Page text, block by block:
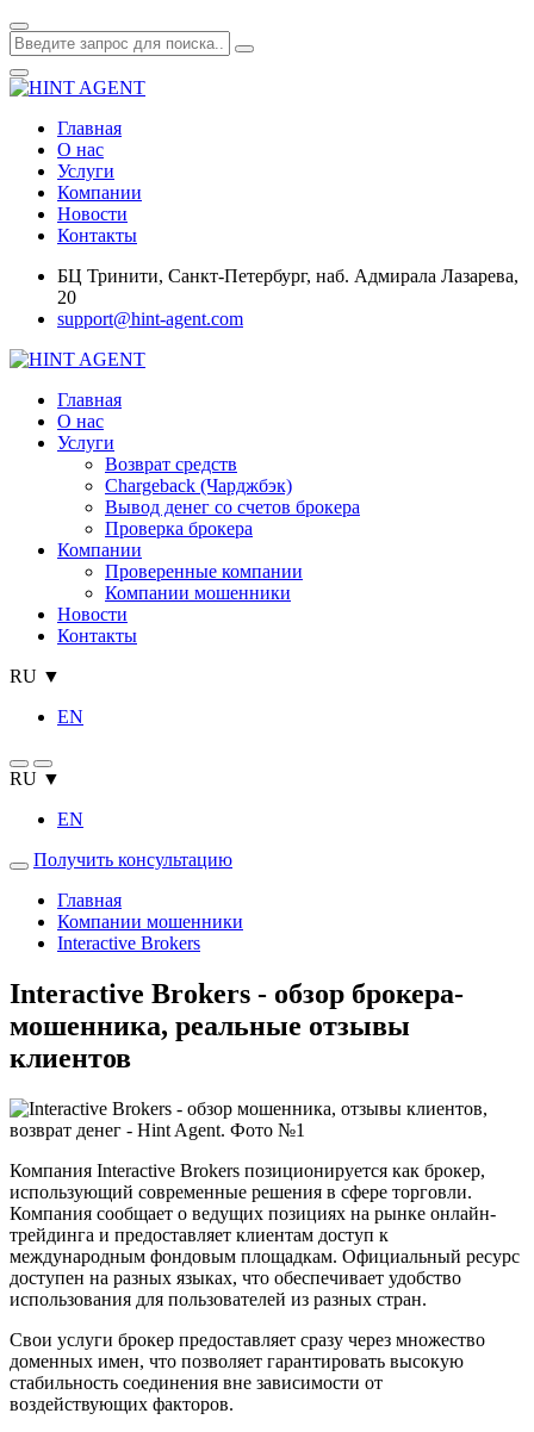
Главная
О нас
Услуги
Компании
Новости
Контакты
БЦ Тринити, Санкт-Петербург, наб. Адмирала Лазарева,
20
support@hint-agent.com
Главная
О нас
Услуги
Возврат средств
Chargeback (Чарджбэк)
Вывод денег со счетов брокера
Проверка брокера
Компании
Проверенные компании
Компании мошенники
Новости
Контакты
RU ▼
EN
RU ▼
EN
Получить консультацию
Главная
Компании мошенники
Interactive Brokers
Interactive Brokers - обзор брокера-
мошенника, реальные отзывы
клиентов
Компания Interactive Brokers позиционируется как брокер,
использующий современные решения в сфере торговли.
Компания сообщает о ведущих позициях на рынке онлайн-
трейдинга и предоставляет клиентам доступ к
международным фондовым площадкам. Официальный ресурс
доступен на разных языках, что обеспечивает удобство
использования для пользователей из разных стран.
Свои услуги брокер предоставляет сразу через множество
доменных имен, что позволяет гарантировать высокую
стабильность соединения вне зависимости от
воздействующих факторов.